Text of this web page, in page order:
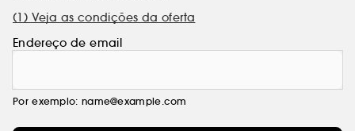
(1) Veja as condições da oferta
Endereço de email
Por exemplo: name@example.com